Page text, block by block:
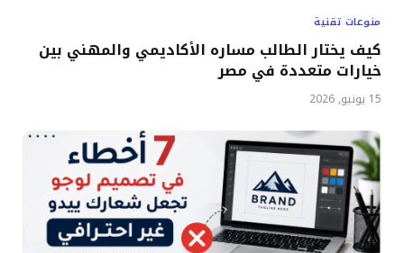
منوعات تقنية
كيف يختار الطالب مساره الأكاديمي والمهني بين
خيارات متعددة في مصر
15 يونيو, 2026